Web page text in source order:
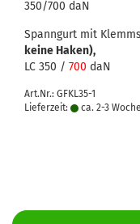
350/700 daN
Spanngurt mit
keine Haken),
LC 350 / 700 daN
Art.Nr.: GFKL35-1
Lieferzeit:
ca. 2-3